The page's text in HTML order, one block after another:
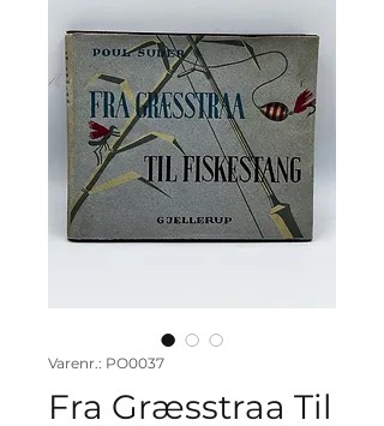
Varenr.: PO0037
Fra Græsstraa Til